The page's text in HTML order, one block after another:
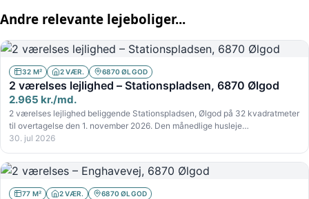
Andre relevante lejeboliger...
32 M² 2 VÆR. 6870 ØLGOD
2 værelses lejlighed – Stationspladsen, 6870 Ølgod
2.965 kr./md.
2 værelses lejlighed beliggende Stationspladsen, Ølgod på 32 kvadratmeter
til overtagelse den 1. november 2026. Den månedlige husleje…
30. jul 2026
77 M² 2 VÆR. 6870 ØLGOD